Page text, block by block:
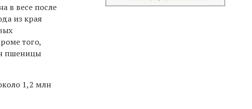
в весе после
из края
того,
пшеницы
1,2 млн